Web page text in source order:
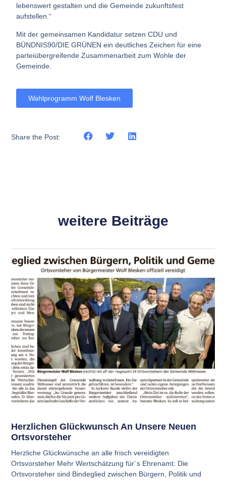
lebenswert gestalten und die Gemeinde zukunftsfest
aufstellen.“
Mit der gemeinsamen Kandidatur setzen CDU und
BÜNDNIS90/DIE GRÜNEN ein deutliches Zeichen für eine
parteiübergreifende Zusammenarbeit zum Wohle der
Gemeinde.
Wahlprogramm Wolf Blesken
Share the Post:
weitere Beiträge
Herzlichen Glückwunsch An Unsere Neuen
Ortsvorsteher
Herzliche Glückwünsche an alle frisch vereidigten
Ortsvorsteher Mehr Wertschätzung für´s Ehrenamt: Die
Ortsvorsteher sind Bindeglied zwischen Bürgern, Politik und